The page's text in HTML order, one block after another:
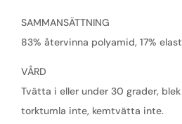
SAMMANSÄTTNING
83% återvinna polyamid, 17%
VÅRD
Tvätta i eller under 30 grader,
torktumla inte, kemtvätta inte.